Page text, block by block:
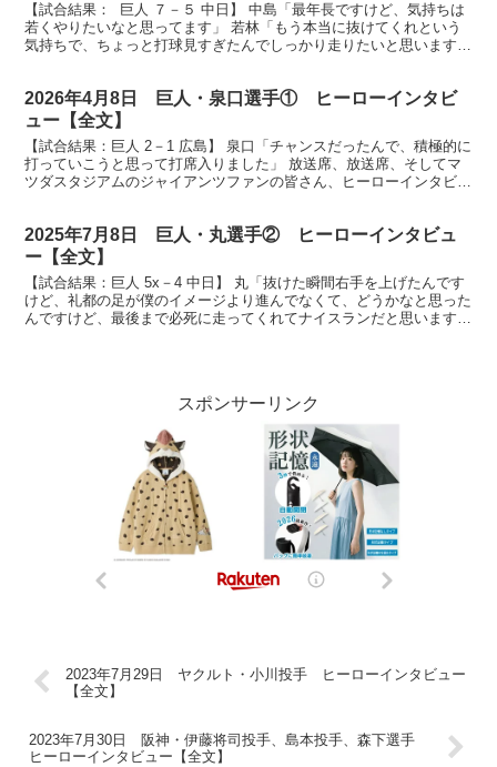
【試合結果： 巨人 ７－５ 中日】 中島「最年長ですけど、気持ちは
若くやりたいなと思ってます」 若林「もう本当に抜けてくれという
気持ちで、ちょっと打球見すぎたんでしっかり走りたいと思います」
2026年4月8日 巨人・泉口選手① ヒーローインタビ
ュー【全文】
【試合結果：巨人 2－1 広島】 泉口「チャンスだったんで、積極的に
打っていこうと思って打席入りました」 放送席、放送席、そしてマ
ツダスタジアムのジャイアンツファンの皆さん、ヒーローインタビュ
2025年7月8日 巨人・丸選手② ヒーローインタビュ
ー【全文】
【試合結果：巨人 5x－4 中日】 丸「抜けた瞬間右手を上げたんです
けど、礼都の足が僕のイメージより進んでなくて、どうかなと思った
んですけど、最後まで必死に走ってくれてナイスランだと思います」
スポンサーリンク
2023年7月29日 ヤクルト・小川投手 ヒーローインタビュー
【全文】
2023年7月30日 阪神・伊藤将司投手、島本投手、森下選手
ヒーローインタビュー【全文】